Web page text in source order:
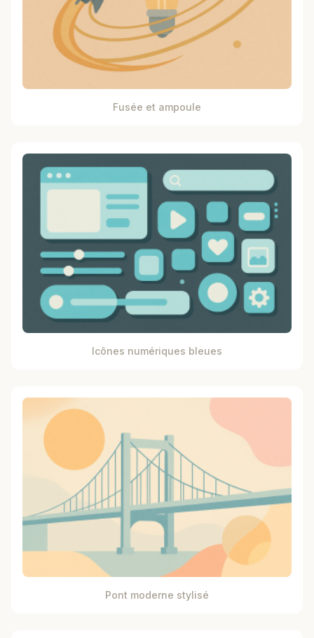
Fusée et ampoule
Icônes numériques bleues
Pont moderne stylisé